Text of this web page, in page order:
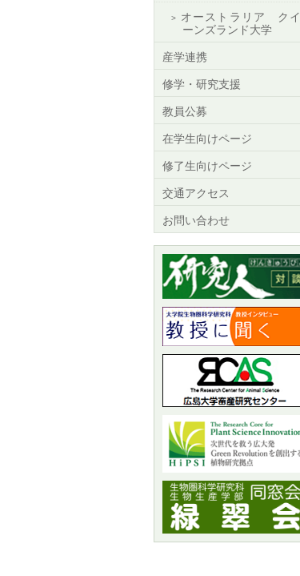
オーストラリア クイ
ーンズランド大学
産学連携
修学・研究支援
教員公募
在学生向けページ
修了生向けページ
交通アクセス
お問い合わせ